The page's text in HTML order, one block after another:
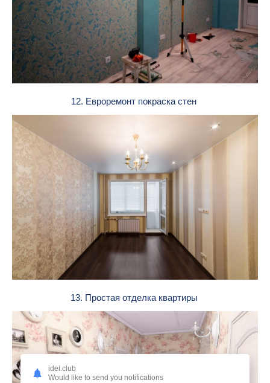
12. Евроремонт покраска стен
13. Простая отделка квартиры
idei.club
Would like to send you notifications